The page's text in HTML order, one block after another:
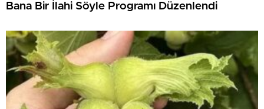
Bana Bir İlahi Söyle Programı Düzenlendi